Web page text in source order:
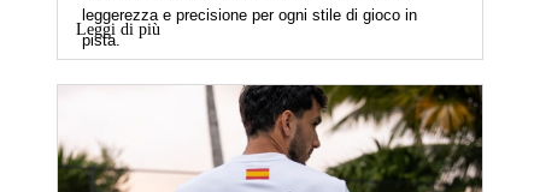
leggerezza e precisione per ogni stile di gioco in
pista.
Leggi di più